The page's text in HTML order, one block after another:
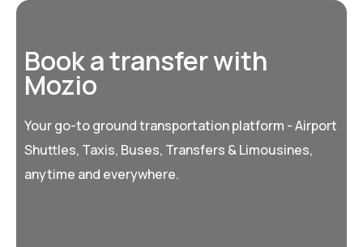
Book a transfer with
Mozio
Your go-to ground transportation platform - Airport
Shuttles, Taxis, Buses, Transfers & Limousines,
anytime and everywhere.